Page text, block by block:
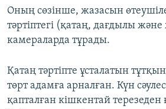
Оның сөзінше, жазасын
тәртіптегі (қатаң, дағдылы және
камераларда тұрады.
Қатаң тәртіпте ұсталатын
төрт адамға арналған. Күн
қапталған кішкентай терезеден